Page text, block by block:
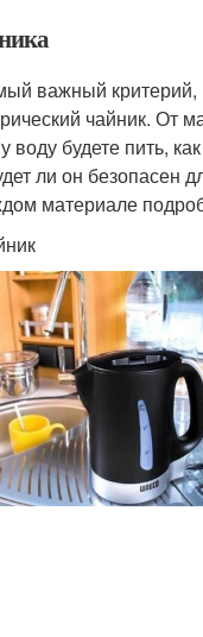
важный критерий,
чайник. От
воду будете пить,
ли он безопасен
материале